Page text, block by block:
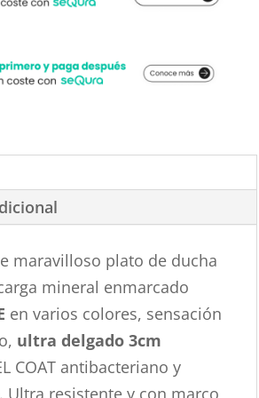
maravilloso plato de ducha
mineral enmarcado
en varios colores, sensación
ultra delgado 3cm
COAT antibacteriano y